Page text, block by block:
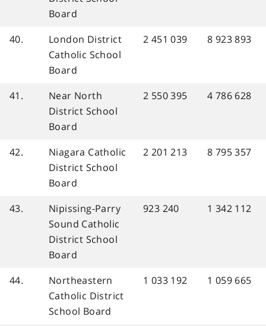
Board
40.
London District
Catholic School
Board
2 451 039 8 923 893
41.
Near North
District School
Board
2 550 395 4 786 628
42.
Niagara Catholic
District School
Board
2 201 213 8 795 357
43.
Nipissing-Parry
Sound Catholic
District School
Board
923 240 1 342 112
44.
Northeastern
Catholic District
School Board
1 033 192 1 059 665